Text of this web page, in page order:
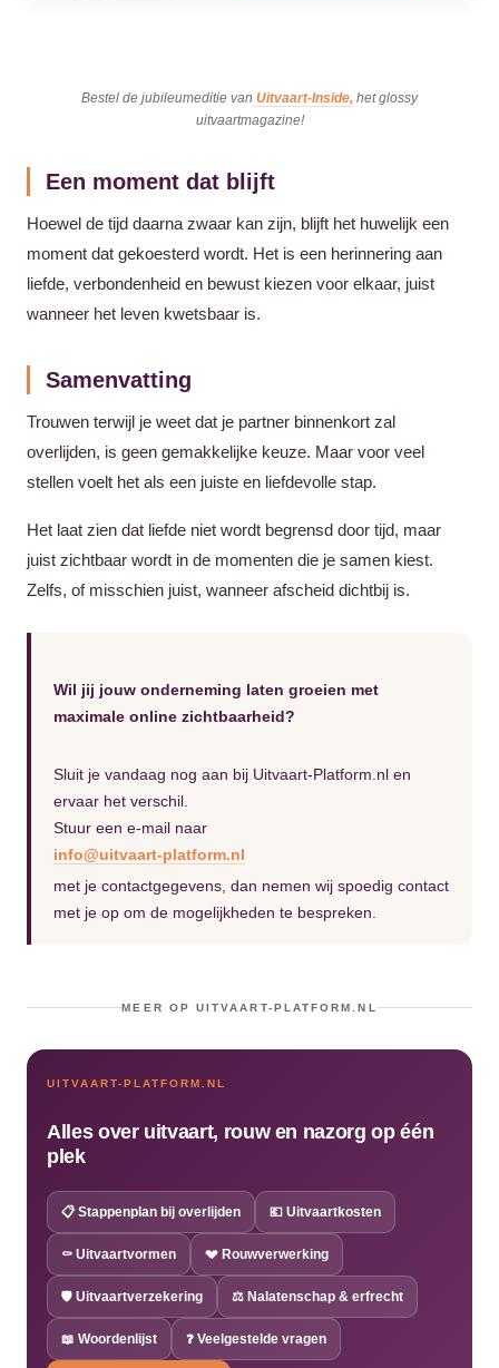
Bestel de jubileumeditie van Uitvaart-Inside, het glossy
uitvaartmagazine!
Een moment dat blijft
Hoewel de tijd daarna zwaar kan zijn, blijft het huwelijk een
moment dat gekoesterd wordt. Het is een herinnering aan
liefde, verbondenheid en bewust kiezen voor elkaar, juist
wanneer het leven kwetsbaar is.
Samenvatting
Trouwen terwijl je weet dat je partner binnenkort zal
overlijden, is geen gemakkelijke keuze. Maar voor veel
stellen voelt het als een juiste en liefdevolle stap.
Het laat zien dat liefde niet wordt begrensd door tijd, maar
juist zichtbaar wordt in de momenten die je samen kiest.
Zelfs, of misschien juist, wanneer afscheid dichtbij is.
Wil jij jouw onderneming laten groeien met
maximale online zichtbaarheid?
Sluit je vandaag nog aan bij Uitvaart-Platform.nl en
ervaar het verschil.
Stuur een e-mail naar
info@uitvaart-platform.nl
met je contactgegevens, dan nemen wij spoedig contact
met je op om de mogelijkheden te bespreken.
MEER OP UITVAART-PLATFORM.NL
UITVAART-PLATFORM.NL
Alles over uitvaart, rouw en nazorg op één
plek
📋 Stappenplan bij overlijden 💶 Uitvaartkosten
⚰️ Uitvaartvormen 💔 Rouwverwerking
🛡️ Uitvaartverzekering ⚖️ Nalatenschap & erfrecht
📖 Woordenlijst ❓ Veelgestelde vragen